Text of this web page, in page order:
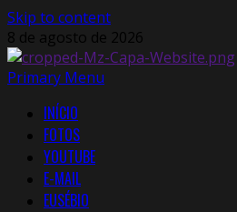
Skip to content
8 de agosto de 2026
Primary Menu
INÍCIO
FOTOS
YOUTUBE
E-MAIL
EUSÉBIO